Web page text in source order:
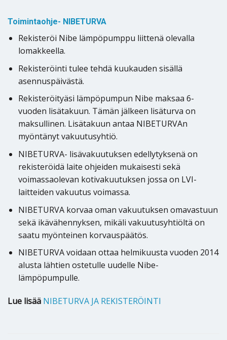
Toimintaohje- NIBETURVA
Rekisteröi Nibe lämpöpumppu liittenä olevalla
lomakkeella.
Rekisteröinti tulee tehdä kuukauden sisällä
asennuspäivästä.
Rekisteröityäsi lämpöpumpun Nibe maksaa 6-
vuoden lisätakuun. Tämän jälkeen lisäturva on
maksullinen. Lisätakuun antaa NIBETURVAn
myöntänyt vakuutusyhtiö.
NIBETURVA- lisävakuutuksen edellytyksenä on
rekisteröidä laite ohjeiden mukaisesti sekä
voimassaolevan kotivakuutuksen jossa on LVI-
laitteiden vakuutus voimassa.
NIBETURVA korvaa oman vakuutuksen omavastuun
sekä ikävähennyksen, mikäli vakuutusyhtiöltä on
saatu myönteinen korvauspäätös.
NIBETURVA voidaan ottaa helmikuusta vuoden 2014
alusta lähtien ostetulle uudelle Nibe-
lämpöpumpulle.
Lue lisää NIBETURVA JA REKISTERÖINTI